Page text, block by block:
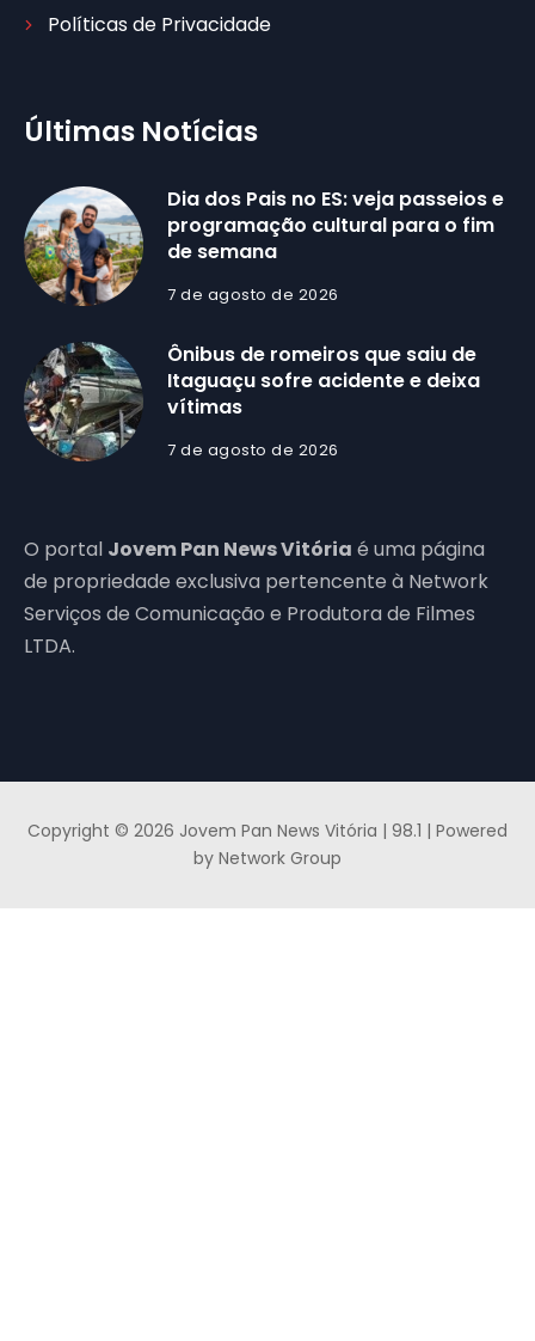
Políticas de Privacidade
Últimas Notícias
Dia dos Pais no ES: veja passeios e
programação cultural para o fim
de semana
7 de agosto de 2026
Ônibus de romeiros que saiu de
Itaguaçu sofre acidente e deixa
vítimas
7 de agosto de 2026
O portal Jovem Pan News Vitória é uma página
de propriedade exclusiva pertencente à Network
Serviços de Comunicação e Produtora de Filmes
LTDA.
Copyright © 2026 Jovem Pan News Vitória | 98.1 | Powered
by Network Group